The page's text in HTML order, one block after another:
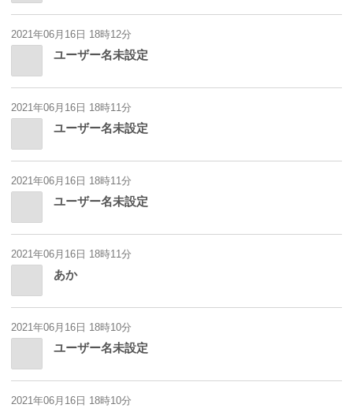
2021年06月16日 18時12分
ユーザー名未設定
2021年06月16日 18時11分
ユーザー名未設定
2021年06月16日 18時11分
ユーザー名未設定
2021年06月16日 18時11分
あか
2021年06月16日 18時10分
ユーザー名未設定
2021年06月16日 18時10分